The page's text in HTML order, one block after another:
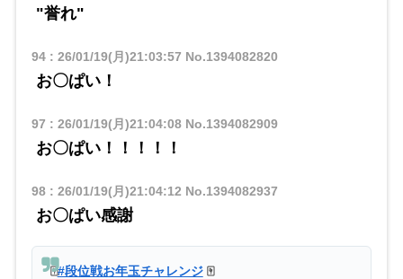
"誉れ"
94: 26/01/19(月)21:03:57 No.1394082820
お〇ぱい！
97 : 26/01/19(月)21:04:08No.1394082909
お〇ぱい！！！！！
98: 26/01/19(月)21:04:12 No.1394082937
お〇ぱい感謝
🀄️#段位戦お年玉チャレンジ🀄️